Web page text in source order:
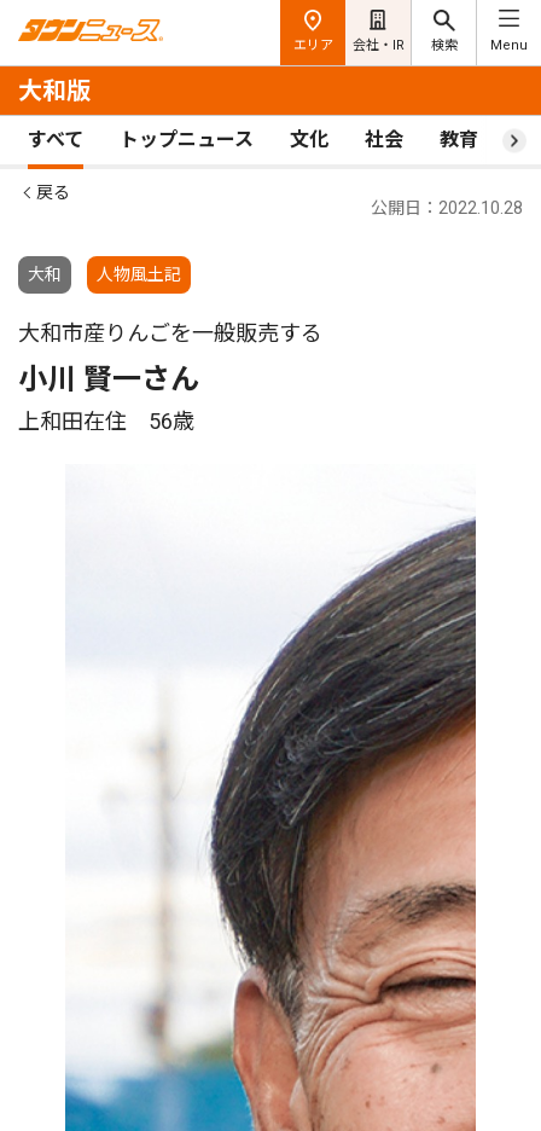
エリア 会社・IR 検索 Menu
大和版
すべて トップニュース 文化 社会 教育 ス
戻る
大和 人物風土記
公開日：2022.10.28
大和市産りんごを一般販売する
小川 賢一さん
上和田在住 56歳